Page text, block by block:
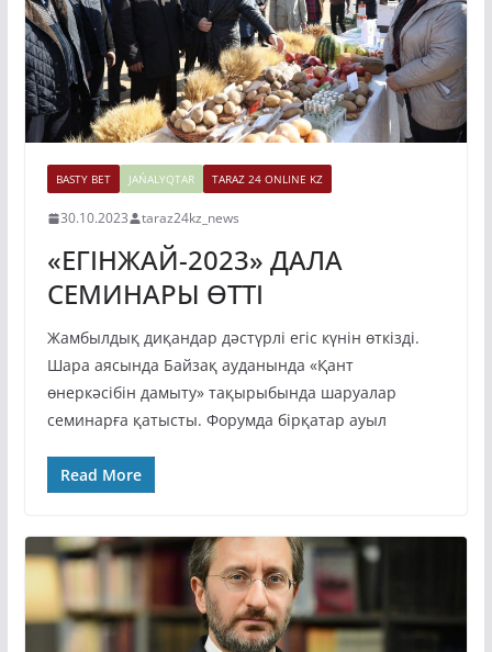
BASTY BET JAŃALYQTAR TARAZ 24 ONLINE KZ
30.10.2023 taraz24kz_news
«ЕГІНЖАЙ-2023» ДАЛА
СЕМИНАРЫ ӨТТІ
Жамбылдық диқандар дәстүрлі егіс күнін өткізді.
Шара аясында Байзақ ауданында «Қант
өнеркәсібін дамыту» тақырыбында шаруалар
семинарға қатысты. Форумда бірқатар ауыл
Read More